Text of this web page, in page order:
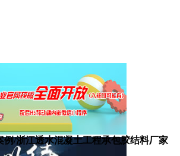
例/浙江透水混凝土工程承包胶结料厂家